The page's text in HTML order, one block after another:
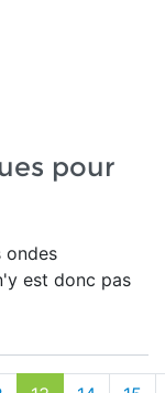
pour
ondes
est donc pas